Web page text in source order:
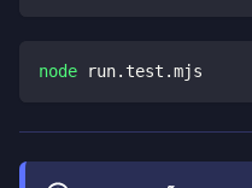
node run.test.mjs